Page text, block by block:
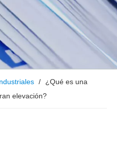
/
¿Qué es una
elevación?